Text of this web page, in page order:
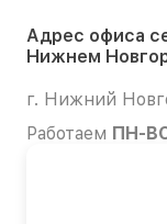
Адрес офиса
Нижнем
г. Нижний
Работаем ПН-